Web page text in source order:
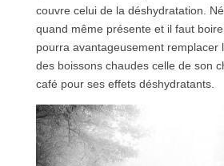
couvre celui de la déshydratation.
quand même présente et il faut
pourra avantageusement remplacer
des boissons chaudes celle de son
café pour ses effets déshydratants.